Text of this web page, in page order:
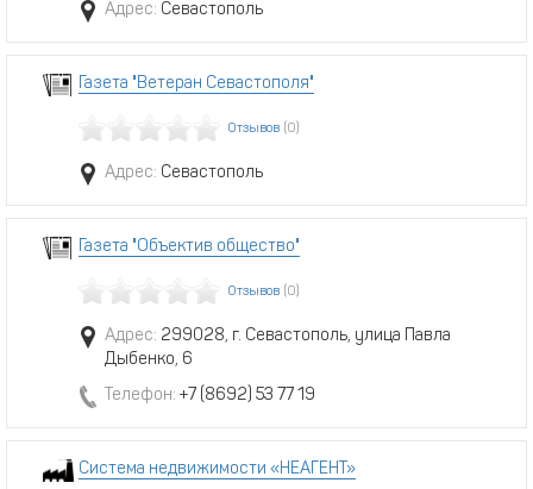
Адрес: Севастополь
Газета "Ветеран Севастополя"
Отзывов (0)
Адрес: Севастополь
Газета "Объектив общество"
Отзывов (0)
Адрес: 299028, г. Севастополь, улица Павла
Дыбенко, 6
Телефон: +7 (8692) 53 77 19
Система недвижимости «НЕАГЕНТ»